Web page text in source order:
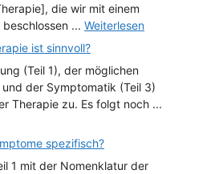
die wir mit einem
... Weiterlesen
ist sinnvoll?
(Teil 1), der möglichen
der Symptomatik (Teil 3)
Therapie zu. Es folgt noch ...
spezifisch?
1 mit der Nomenklatur der